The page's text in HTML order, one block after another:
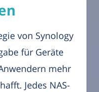
von Synology
für Geräte
mehr
Jedes NAS-